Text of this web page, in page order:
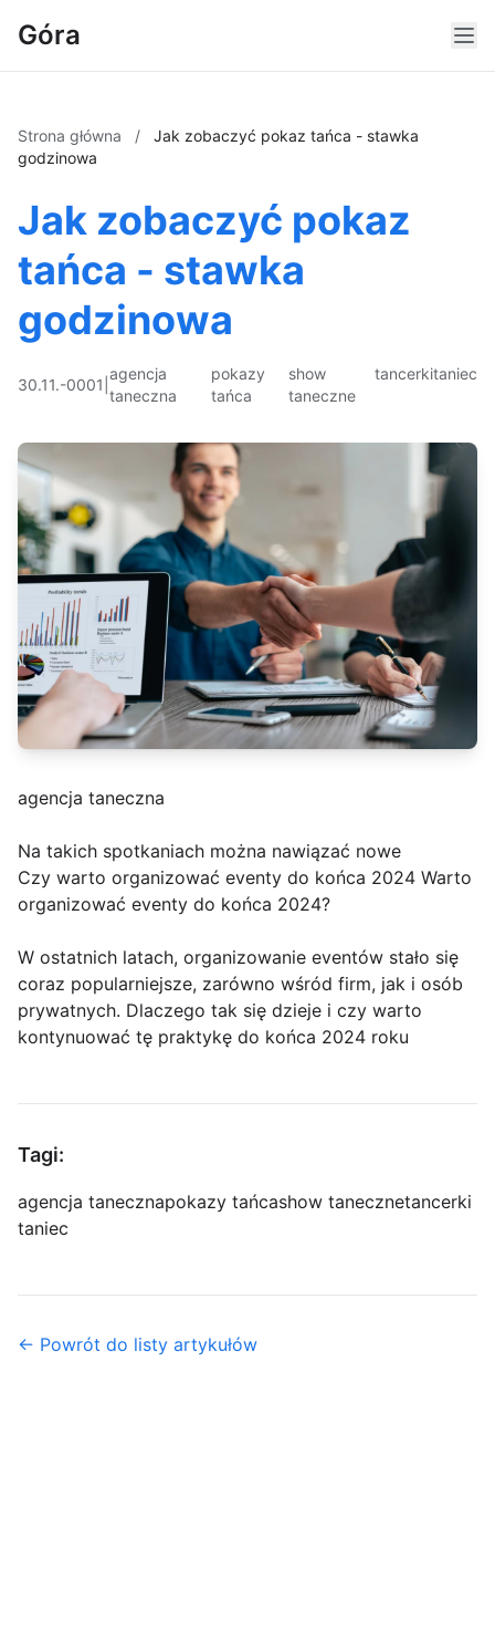
Góra
Strona główna /
Jak zobaczyć pokaz tańca - stawka
godzinowa
Jak zobaczyć pokaz
tańca - stawka
godzinowa
30.11.-0001
agencja
taneczna
pokazy
tańca
show
taneczne
tancerkitaniec
agencja taneczna
Na takich spotkaniach można nawiązać nowe
Czy warto organizować eventy do końca 2024 Warto
organizować eventy do końca 2024?
W ostatnich latach, organizowanie eventów stało się
coraz popularniejsze, zarówno wśród firm, jak i osób
prywatnych. Dlaczego tak się dzieje i czy warto
kontynuować tę praktykę do końca 2024 roku
Tagi:
agencja tanecznapokazy tańcashow tanecznetancerki
taniec
← Powrót do listy artykułów